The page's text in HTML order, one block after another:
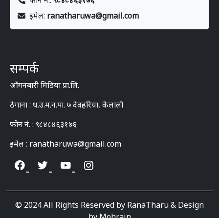
इमेल: ranatharuwa@gmail.com
सम्पर्क
आँगनबारी मिडिया प्रा.लि.
ठेगाना : ध.उ.म.न.पा. ७ देवहरिया, कैलाली
फोन नं. : ९८४८४६३१७६
इमेल : ranatharuwa@gmail.com
© 2024 All Rights Reserved by RanaTharu & Design